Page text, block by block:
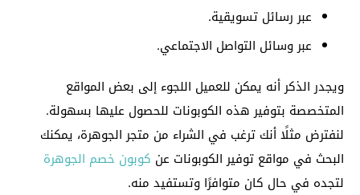
عبر رسائل تسويقية.
عبر وسائل التواصل الاجتماعي.
ويجدر الذكر أنه يمكن للعميل اللجوء إلى بعض المواقع
المتخصصة بتوفير هذه الكوبونات للحصول عليها بسهولة.
لنفترض مثلًا أنك ترغب في الشراء من متجر الجوهرة، يمكنك
البحث في مواقع توفير الكوبونات عن كوبون خصم الجوهرة
لتجده في حال كان متوافرًا وتستفيد منه.